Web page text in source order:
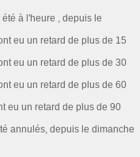
à l'heure , depuis le
eu un retard de plus de 15
eu un retard de plus de 30
eu un retard de plus de 60
eu un retard de plus de 90
annulés, depuis le dimanche